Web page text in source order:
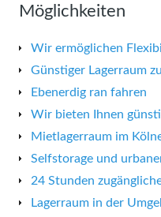
Möglichkeiten
Wir ermöglichen
Günstiger Lagerraum
Ebenerdig ran fahren
Wir bieten Ihnen
Mietlagerraum im
Selfstorage und
24 Stunden
Lagerraum in der